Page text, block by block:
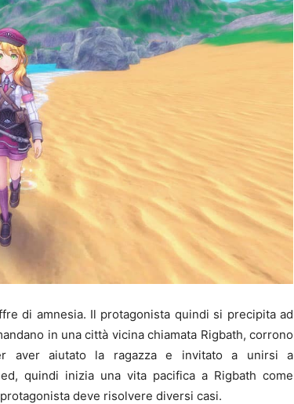
di amnesia. Il protagonista quindi si precipita ad
in una città vicina chiamata Rigbath, corrono
aver aiutato la ragazza e invitato a unirsi a
quindi inizia una vita pacifica a Rigbath come
deve risolvere diversi casi.